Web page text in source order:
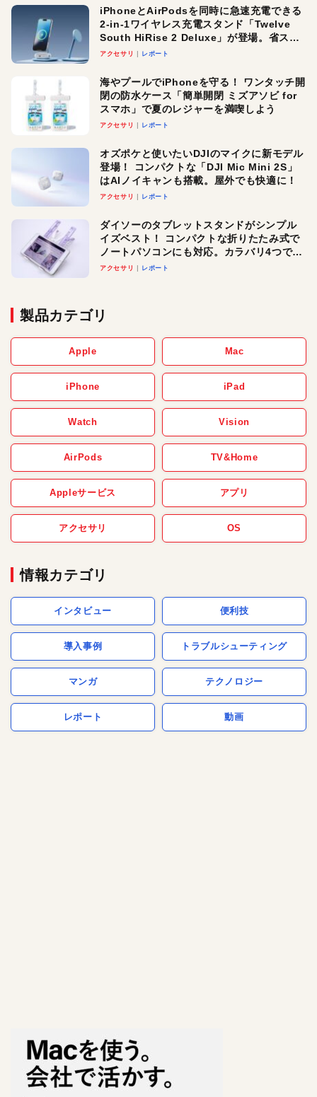
iPhoneとAirPodsを同時に急速充電できる
2-in-1ワイヤレス充電スタンド「Twelve
South HiRise 2 Deluxe」が登場。省スペ
ースでおしゃれに充電したい人にオスス
アクセサリ レポート
海やプールでiPhoneを守る！ ワンタッチ開
閉の防水ケース「簡単開閉 ミズアソビ for
スマホ」で夏のレジャーを満喫しよう
アクセサリ レポート
オズポケと使いたいDJIのマイクに新モデル
登場！ コンパクトな「DJI Mic Mini 2S」
はAIノイキャンも搭載。屋外でも快適に！
アクセサリ レポート
ダイソーのタブレットスタンドがシンプル
イズベスト！ コンパクトな折りたたみ式で
ノートパソコンにも対応。カラバリ4つで選
べる楽しさも
アクセサリ レポート
製品カテゴリ
Apple Mac
iPhone iPad
Watch Vision
AirPods TV&Home
Appleサービス アプリ
アクセサリ OS
情報カテゴリ
インタビュー 便利技
導入事例 トラブルシューティング
マンガ テクノロジー
レポート 動画